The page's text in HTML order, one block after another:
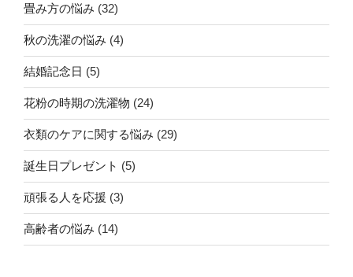
畳み方の悩み (32)
秋の洗濯の悩み (4)
結婚記念日 (5)
花粉の時期の洗濯物 (24)
衣類のケアに関する悩み (29)
誕生日プレゼント (5)
頑張る人を応援 (3)
高齢者の悩み (14)